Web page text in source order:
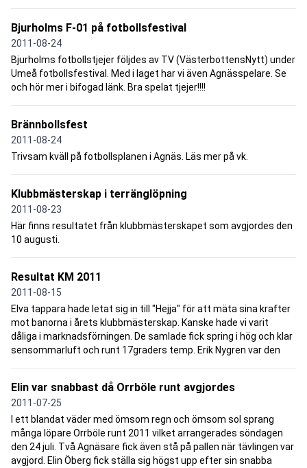
Bjurholms F-01 på fotbollsfestival
2011-08-24
Bjurholms fotbollstjejer följdes av TV (VästerbottensNytt) under
Umeå fotbollsfestival. Med i laget har vi även Agnässpelare. Se
och hör mer i bifogad länk. Bra spelat tjejer!!!!
Brännbollsfest
2011-08-24
Trivsam kväll på fotbollsplanen i Agnäs. Läs mer på vk.
Klubbmästerskap i terränglöpning
2011-08-23
Här finns resultatet från klubbmästerskapet som avgjordes den
10 augusti.
Resultat KM 2011
2011-08-15
Elva tappara hade letat sig in till "Hejja" för att mäta sina krafter
mot banorna i årets klubbmästerskap. Kanske hade vi varit
dåliga i marknadsförningen. De samlade fick spring i hög och klar
sensommarluft och runt 17graders temp. Erik Nygren var den
Elin var snabbast då Orrböle runt avgjordes
2011-07-25
I ett blandat väder med ömsom regn och ömsom sol sprang
många löpare Orrböle runt 2011 vilket arrangerades söndagen
den 24 juli. Två Agnäsare fick även stå på pallen när tävlingen var
avgjord. Elin Öberg fick ställa sig högst upp efter sin snabba